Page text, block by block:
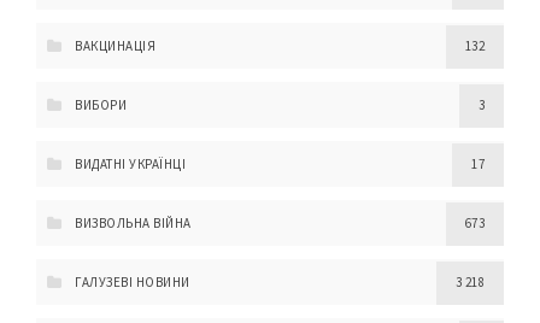
ВАКЦИНАЦІЯ 132
ВИБОРИ 3
ВИДАТНІ УКРАЇНЦІ 17
ВИЗВОЛЬНА ВІЙНА 673
ГАЛУЗЕВІ НОВИНИ 3 218